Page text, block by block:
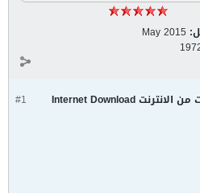
May 2015
#1
احدث اصدار برنامج تحميل الملفات من الانترنت Internet Download